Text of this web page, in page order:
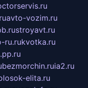
avto-vozim.ru
stroyavt.ru
ru.rukvotka.ru
bezmorchin.ruia2.ru
elita.ru